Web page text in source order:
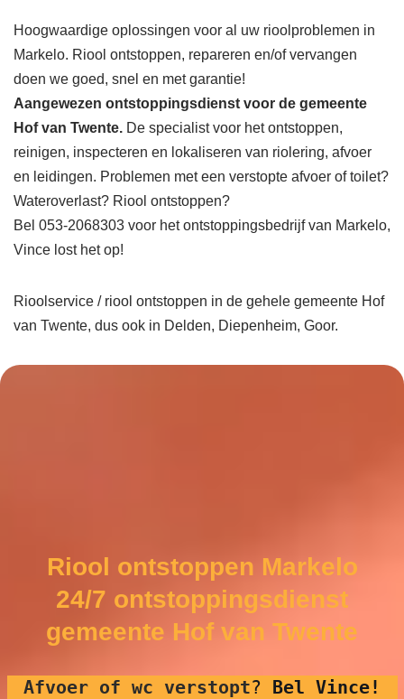
Hoogwaardige oplossingen voor al uw rioolproblemen in
Markelo. Riool ontstoppen, repareren en/of vervangen
doen we goed, snel en met garantie!
Aangewezen ontstoppingsdienst voor de gemeente
Hof van Twente. De specialist voor het ontstoppen,
reinigen, inspecteren en lokaliseren van riolering, afvoer
en leidingen. Problemen met een verstopte afvoer of toilet?
Wateroverlast? Riool ontstoppen?
Bel 053-2068303 voor het ontstoppingsbedrijf van Markelo,
Vince lost het op!
Rioolservice / riool ontstoppen in de gehele gemeente Hof
van Twente, dus ook in Delden, Diepenheim, Goor.
Riool ontstoppen Markelo
24/7 ontstoppingsdienst
gemeente Hof van Twente
Afvoer of wc verstopt? Bel Vince!